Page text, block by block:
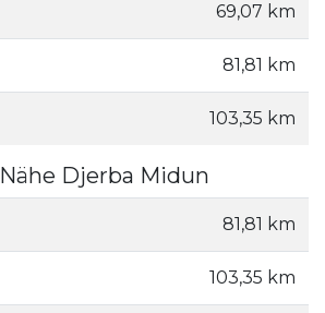
69,07 km
81,81 km
103,35 km
Djerba Midun
81,81 km
103,35 km